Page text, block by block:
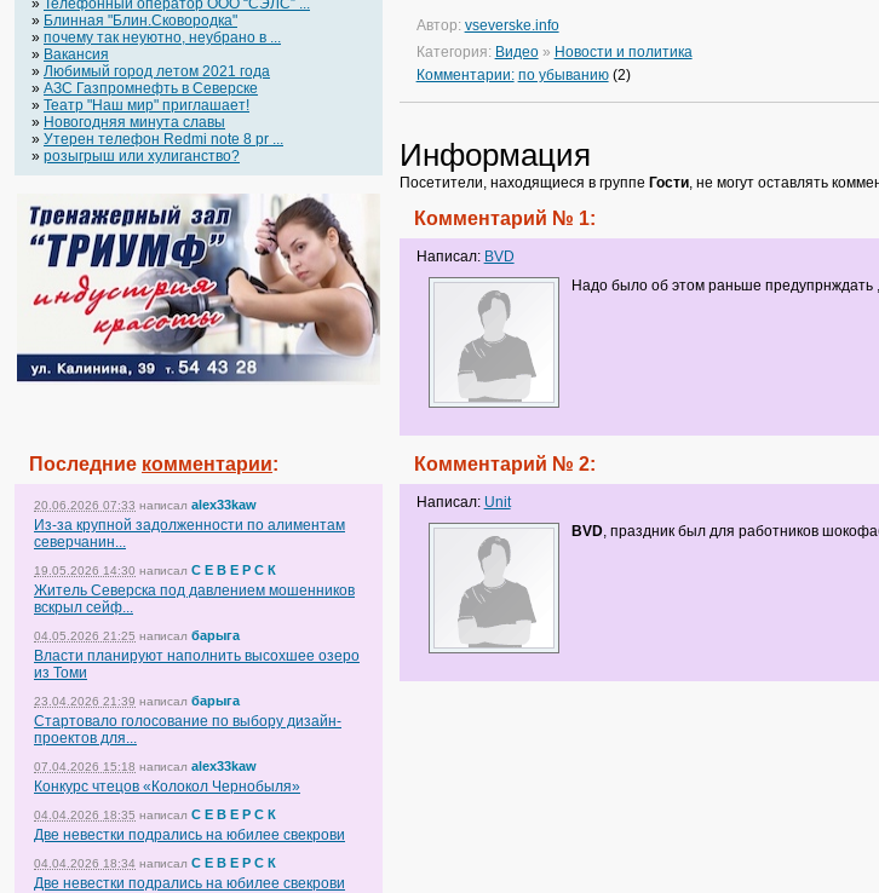
» Телефонный оператор OOO “СЭЛС” ...
» Блинная "Блин.Сковородка"
» почему так неуютно, неубрано в ...
» Вакансия
» Любимый город летом 2021 года
» АЗС Газпромнефть в Северске
» Театр "Наш мир" приглашает!
» Новогодняя минута славы
» Утерен телефон Redmi note 8 pr ...
» розыгрыш или хулиганство?
Последние комментарии:
20.06.2026 07:33 написал alex33kaw
Из-за крупной задолженности по алиментам
северчанин...
19.05.2026 14:30 написал С Е В Е Р С К
Житель Северска под давлением мошенников
вскрыл сейф...
04.05.2026 21:25 написал барыга
Власти планируют наполнить высохшее озеро
из Томи
23.04.2026 21:39 написал барыга
Стартовало голосование по выбору дизайн-
проектов для...
07.04.2026 15:18 написал alex33kaw
Конкурс чтецов «Колокол Чернобыля»
04.04.2026 18:35 написал С Е В Е Р С К
Две невестки подрались на юбилее свекрови
04.04.2026 18:34 написал С Е В Е Р С К
Две невестки подрались на юбилее свекрови
Автор: vseverske.info
Категория: Видео» Новости и политика
Комментарии: по убыванию(2)
Информация
Посетители, находящиеся в группе Гости, не могут оставлять
Комментарий № 1:
Написал: BVD
Надо было об этом раньше
Комментарий № 2:
Написал: Unit
BVD, праздник был для работников